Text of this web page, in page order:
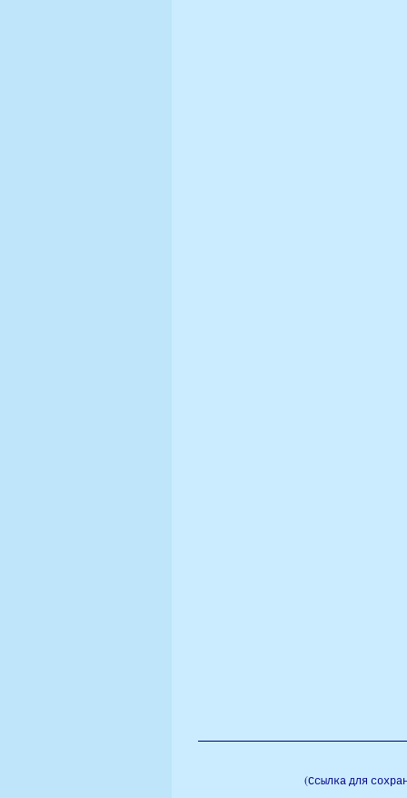
(Ссылка для